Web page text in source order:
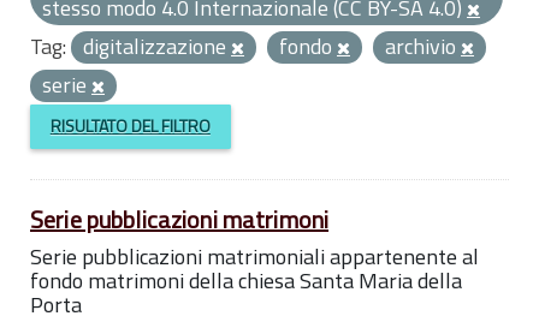
stesso modo 4.0 Internazionale (CC BY-SA 4.0)
Tag: digitalizzazione fondo
archivio
serie
RISULTATO DEL FILTRO
Serie pubblicazioni matrimoni
Serie pubblicazioni matrimoniali appartenente al
fondo matrimoni della chiesa Santa Maria della
Porta